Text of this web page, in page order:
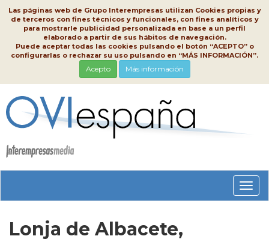
Las páginas web de Grupo Interempresas utilizan Cookies propias y
de terceros con fines técnicos y funcionales, con fines analíticos y
para mostrarle publicidad personalizada en base a un perfil
elaborado a partir de sus hábitos de navegación.
Puede aceptar todas las cookies pulsando el botón “ACEPTO” o
configurarlas o rechazar su uso pulsando en “MÁS INFORMACIÓN”.
Acepto Más información
Lonja de Albacete,